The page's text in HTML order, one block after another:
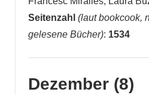
Seitenzahl (laut bookcook,
gelesene Bücher): 1534
Dezember (8)